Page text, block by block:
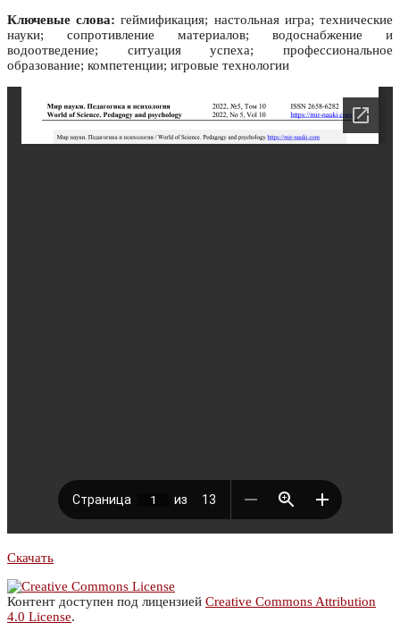
Ключевые слова: геймификация; настольная игра; технические
науки; сопротивление материалов; водоснабжение и
водоотведение; ситуация успеха; профессиональное
образование; компетенции; игровые технологии
Скачать
Контент доступен под лицензией Creative Commons Attribution
4.0 License.